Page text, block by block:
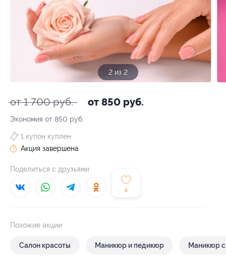
2 из 2
от 1 700 руб. от 850 руб.
Экономия от 850 руб.
4
1 купон куплен
Акция завершена
Поделиться с друзьями
Похожие акции
Салон красоты Маникюр и педикюр Маникюр